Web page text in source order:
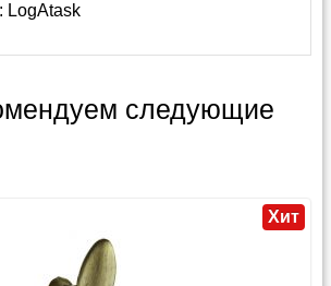
LogAtask
следующие
Хит